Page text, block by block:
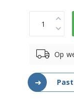
Op
➜